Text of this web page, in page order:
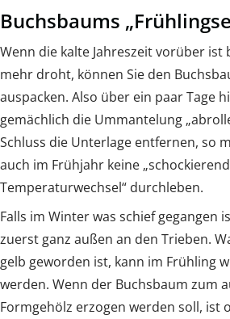
Buchsbaums
Wenn die kalte Jahreszeit vorüber ist
mehr droht, können Sie den
auspacken. Also über ein paar Tage
gemächlich die Ummantelung
Schluss die Unterlage entfernen, so
auch im Frühjahr keine
Temperaturwechsel“ durchleben.
Falls im Winter was schief gegangen
zuerst ganz außen an den Trieben.
gelb geworden ist, kann im Frühling
werden. Wenn der Buchsbaum zum
Formgehölz erzogen werden soll, ist